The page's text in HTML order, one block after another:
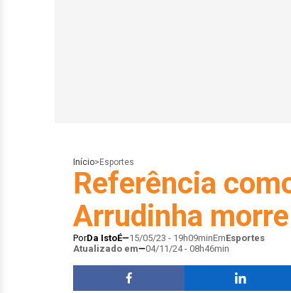
Início> Esportes
Referência
Arrudinha
PorDa IstoÉ 15/05/23 - 19h09minEmEsportes
Atualizado em
04/11/24 - 08h46min